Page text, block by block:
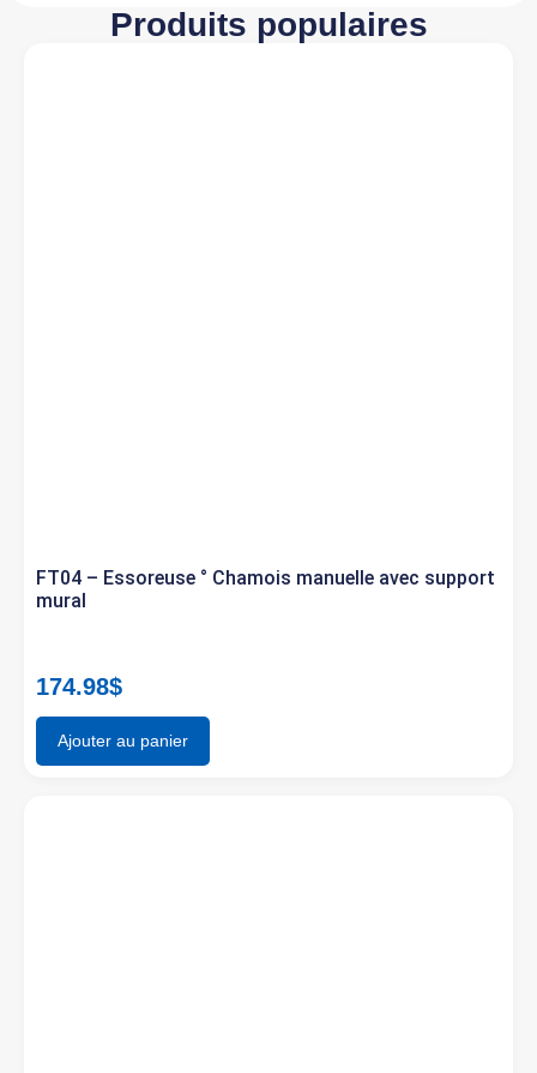
Produits populaires
FT04 – Essoreuse ° Chamois manuelle avec support
mural
174.98$
Ajouter au panier